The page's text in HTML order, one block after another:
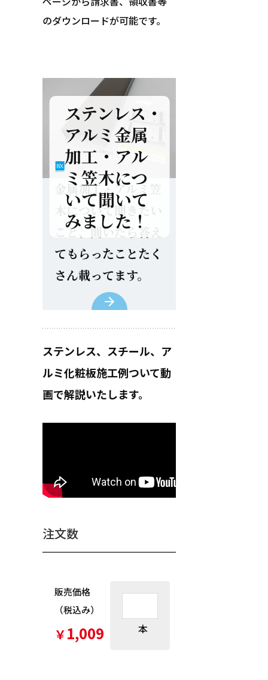
のダウンロードが可能です。
ステンレス・
アルミ金属
加工・アル
ミ笠木につ
いて聞いて
みました！
金属加工・アルミ笠
木について聞きたい
こと、聞いたら答え
てもらったことたく
さん載ってます。
ステンレス、スチール、ア
ルミ化粧板施工例ついて動
画で解説いたします。
注文数
販売価格
（税込み）
￥1,009 本